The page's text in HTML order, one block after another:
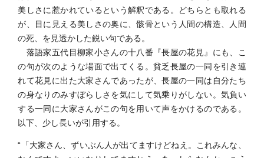
美しさに惹かれているという解釈である。どちらとも取れる
が、目に見える美しさの奥に、骸骨という人間の構造、人間
の死、を見透かした鋭い句である。
落語家五代目柳家小さんの十八番『長屋の花見』にも、こ
の句が次のような場面で出てくる。貧乏長屋の一同を引き連
れて花見に出た大家さんであったが、長屋の一同は自分たち
の身なりのみすぼらしさを気にして気乗りがしない。気負い
する一同に大家さんがこの句を用いて声をかけるのである。
以下、少し長いが引用する。
“「大家さん、ずいぶん人が出てますけどねえ。これみんな、